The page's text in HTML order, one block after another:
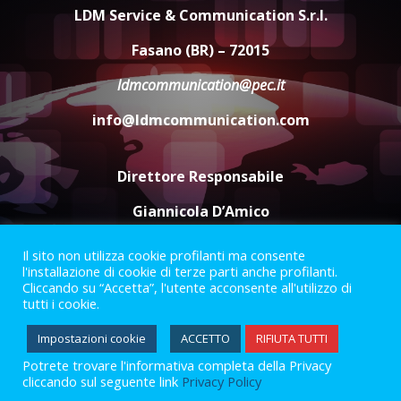
appuntamento con “Fasano in
7 Agosto 2026 06:05
US Fasano, Scianaro: “Profonda
amarezza per esclusione dal
campionato di calcio”
7 Agosto 2026 06:00
LDM Service & Communication S.r.l.
Fasano (BR) – 72015
ldmcommunication@pec.it
info@ldmcommunication.com
Direttore Responsabile
Giannicola D’Amico
Termini e Condizioni
Privacy Policy
Informazioni Legali
Facebook
Instagram
Youtube
2023 © Gofasano|Powered byCreativestudio
Il sito non utilizza cookie profilanti ma consente
l'installazione di cookie di terze parti anche profilanti.
Cliccando su “Accetta”, l'utente acconsente all'utilizzo di
tutti i cookie.
Impostazioni cookie ACCETTO RIFIUTA TUTTI
Potrete trovare l'informativa completa della Privacy
cliccando sul seguente link Privacy Policy